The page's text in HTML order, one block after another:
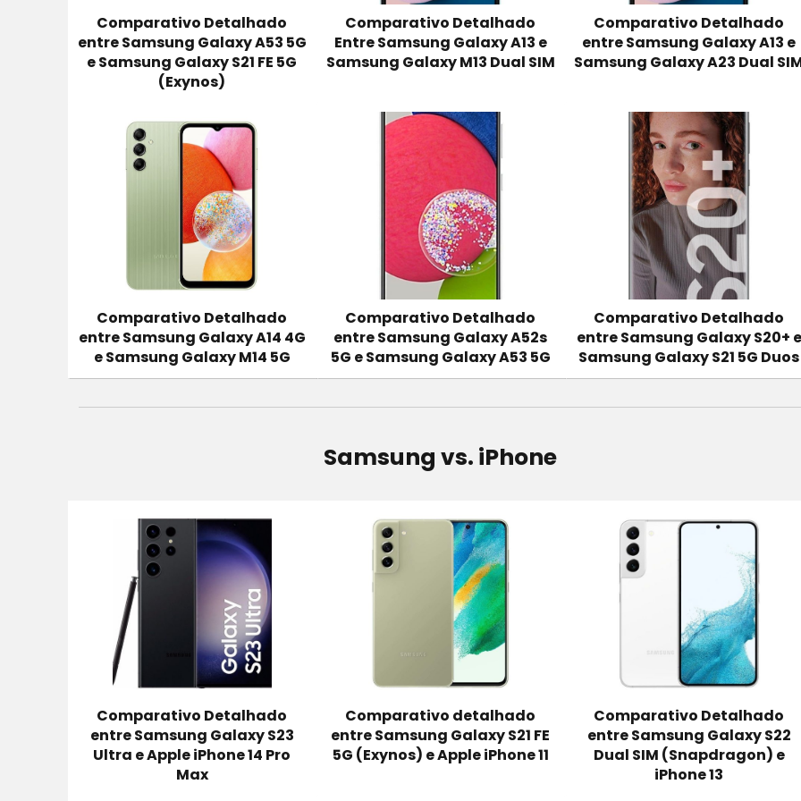
Comparativo Detalhado
entre Samsung Galaxy A53 5G
e Samsung Galaxy S21 FE 5G
(Exynos)
Comparativo Detalhado
Entre Samsung Galaxy A13 e
Samsung Galaxy M13 Dual SIM
Comparativo Detalhado
entre Samsung Galaxy A13 e
Samsung Galaxy A23 Dual
Comparativo Detalhado
entre Samsung Galaxy A14 4G
e Samsung Galaxy M14 5G
Comparativo Detalhado
entre Samsung Galaxy A52s
5G e Samsung Galaxy A53 5G
Comparativo Detalhado
entre Samsung Galaxy S20+ e
Samsung Galaxy S21 5G Duos
Samsung vs. iPhone
Comparativo Detalhado
entre Samsung Galaxy S23
Ultra e Apple iPhone 14 Pro
Max
Comparativo detalhado
entre Samsung Galaxy S21 FE
5G (Exynos) e Apple iPhone 11
Comparativo Detalhado
entre Samsung Galaxy S22
Dual SIM (Snapdragon) e
iPhone 13